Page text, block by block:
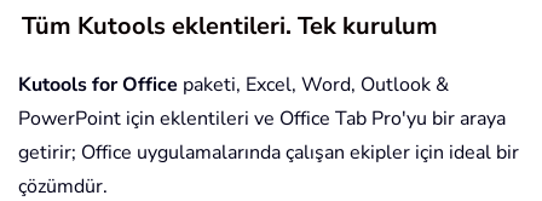
Tüm Kutools eklentileri. Tek kurulum
Kutools for Office paketi, Excel, Word, Outlook &
PowerPoint için eklentileri ve Office Tab Pro'yu bir araya
getirir; Office uygulamalarında çalışan ekipler için ideal bir
çözümdür.